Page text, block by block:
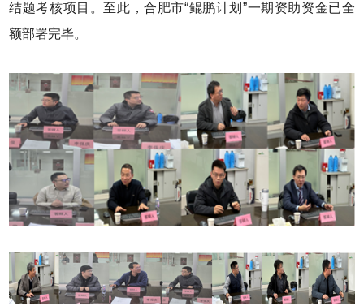
结题考核项目。至此，合肥市“鲲鹏计划”一期资助资金已全
额部署完毕。